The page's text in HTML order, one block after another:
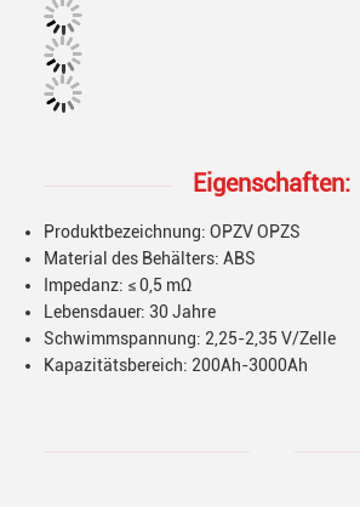
Eigenschaften:
Produktbezeichnung: OPZV OPZS
Material des Behälters: ABS
Impedanz: ≤ 0,5 mΩ
Lebensdauer: 30 Jahre
Schwimmspannung: 2,25-2,35 V/Zelle
Kapazitätsbereich: 200Ah-3000Ah